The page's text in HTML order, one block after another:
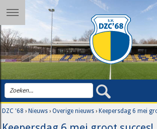
DZC '68 ›Nieuws ›Overige nieuws ›Keepersdag 6 mei